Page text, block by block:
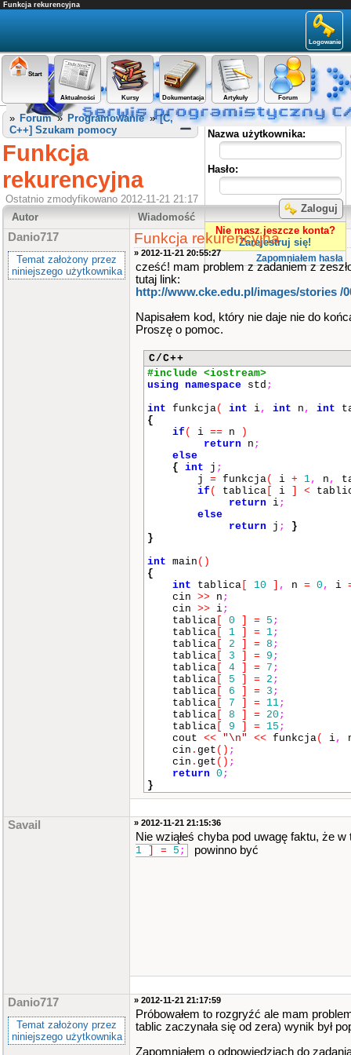
Funkcja rekurencyjna
Logowanie
Start
Aktualności Kursy Dokumentacja Artykuły Forum
Panel użytkownika
Nazwa użytkownika:
Hasło:
Zaloguj
Nie masz jeszcze konta?
Zarejestruj się!
Zapomniałem hasła
» Forum» Programowanie»[C,
C++] Szukam pomocy
Funkcja
rekurencyjna
Ostatnio zmodyfikowano 2012-11-21 21:17
Autor
Wiadomość
Danio717
Temat założony przez
niniejszego użytkownika
Funkcja rekurencyjna
» 2012-11-21 20:55:27
cześć! mam problem z zadaniem z
tutaj link:
http://www.cke.edu.pl/images/stories /
Napisałem kod, który nie daje nie do
Proszę o pomoc.
C/C++
#include <iostream>
using namespace std ;
int funkcja( int i, int n , int
{
if ( i == n
)
return n ;
else
{ int j ;
j = funkcja( i + 1, n ,
if ( tablica i <
return i;
else
return j ;
}
}
int main ()
{
int tablica 10 , n = 0 , i
cin >> n ;
cin >> i;
tablica
0 = 5 ;
tablica
1 = 1;
tablica
2 = 8 ;
tablica
3 = 9 ;
tablica
4 = 7 ;
tablica
5 = 2 ;
tablica
6 = 3 ;
tablica
7 = 11;
tablica
8 = 20 ;
tablica
9 = 15 ;
cout << "\n" << funkcja( i,
cin . get () ;
cin . get () ;
return 0 ;
}
Savail » 2012-11-21 21:15:36
Nie wziąłeś chyba pod uwagę faktu, że
1 = 5 ; powinno być
Danio717
Temat założony przez
niniejszego użytkownika
» 2012-11-21 21:17:59
Próbowałem to rozgryźć ale mam
tablic zaczynała się od zera) wynik był
Zapomniałem o odpowiedziach do